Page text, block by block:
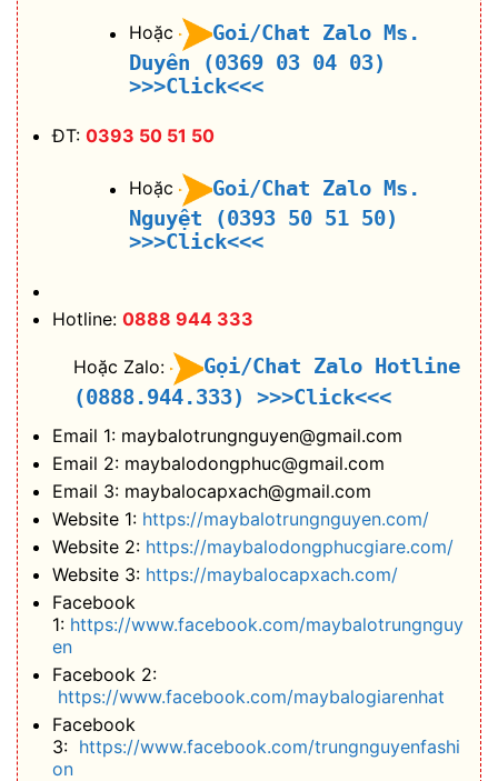
Hoặc
Goi/Chat Zalo Ms.
Duyên (0369 03 04 03)
>>>Click<<<
ĐT: 0393 50 51 50
Hoặc
Goi/Chat Zalo Ms.
Nguyệt (0393 50 51 50)
>>>Click<<<
Hotline: 0888 944 333
Hoặc Zalo:
Gọi/Chat Zalo Hotline
(0888.944.333)
>>>Click<<<
Email 1: maybalotrungnguyen@gmail.com
Email 2: maybalodongphuc@gmail.com
Email 3: maybalocapxach@gmail.com
Website 1: https://maybalotrungnguyen.com/
Website 2: https://maybalodongphucgiare.com/
Website 3: https://maybalocapxach.com/
Facebook
1: https://www.facebook.com/maybalotrungnguy
en
Facebook 2:
https://www.facebook.com/maybalogiarenhat
Facebook
3: https://www.facebook.com/trungnguyenfashi
on